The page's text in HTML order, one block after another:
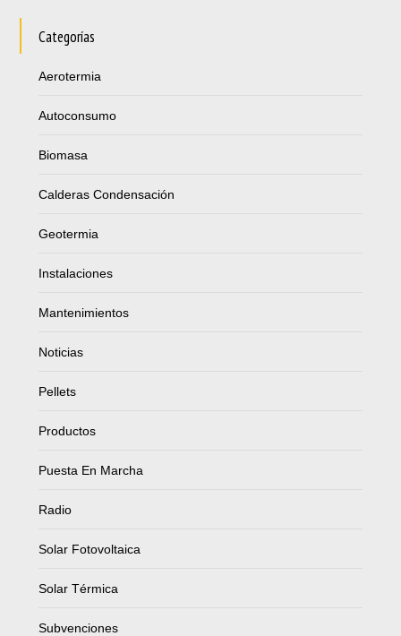
Categorías
Aerotermia
Autoconsumo
Biomasa
Calderas Condensación
Geotermia
Instalaciones
Mantenimientos
Noticias
Pellets
Productos
Puesta En Marcha
Radio
Solar Fotovoltaica
Solar Térmica
Subvenciones